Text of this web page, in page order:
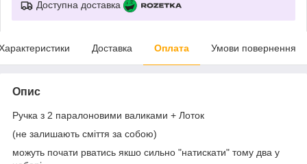
Доступна доставка
Доставка Оплата Умови повернення
Опис
Ручка з 2 паралоновими валиками + Лоток
(не залишають сміття за собою)
можуть почати рватись якшо сильно "натискати" тому два у